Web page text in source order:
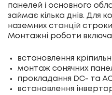
панелей і основного
займає кілька днів. Для
наземних станцій
Монтажні роботи
встановлення
монтаж сонячних
прокладання DC- та
встановлення